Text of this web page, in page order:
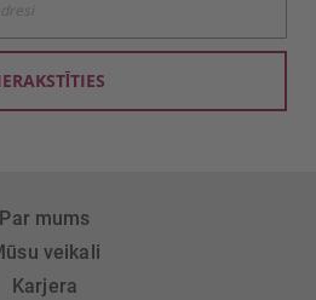
Par mums
veikali
Karjera